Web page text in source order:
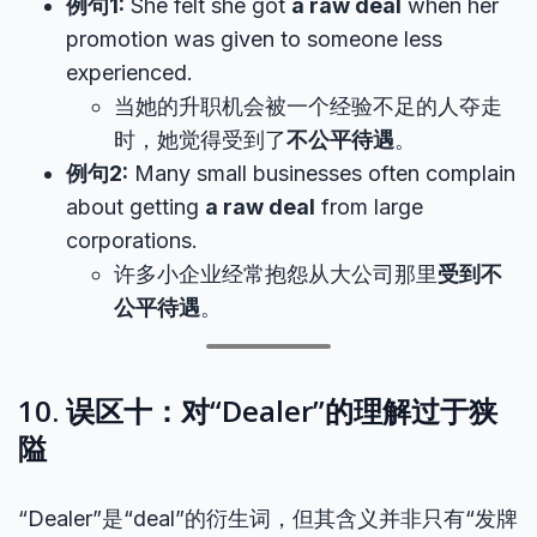
例句1: She felt she got a raw deal when her
promotion was given to someone less
experienced.
当她的升职机会被一个经验不足的人夺走
时，她觉得受到了不公平待遇。
例句2: Many small businesses often complain
about getting a raw deal from large
corporations.
许多小企业经常抱怨从大公司那里受到不
公平待遇。
10. 误区十：对“Dealer”的理解过于狭
隘
“Dealer”是“deal”的衍生词，但其含义并非只有“发牌